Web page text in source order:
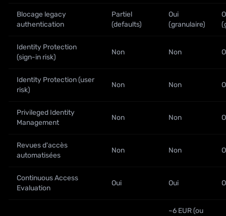
Blocage legacy
authentication
Partiel
(defaults)
Oui
(granulaire)
Identity Protection
(sign-in risk)
Non Non
Identity Protection (user
risk)
Non Non
Privileged Identity
Management
Non Non
Revues d'accès
automatisées
Non Non
Continuous Access
Evaluation
Oui Oui
~6 EUR (ou